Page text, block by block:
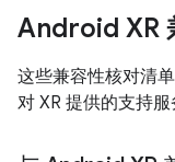
Android XR
这些兼容性核对清
对 XR 提供的支持